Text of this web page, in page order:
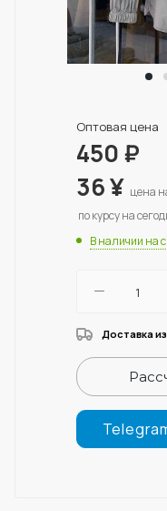
Оптовая цена
450₽
36¥ цена
по курсу на
В наличии на
Доставка